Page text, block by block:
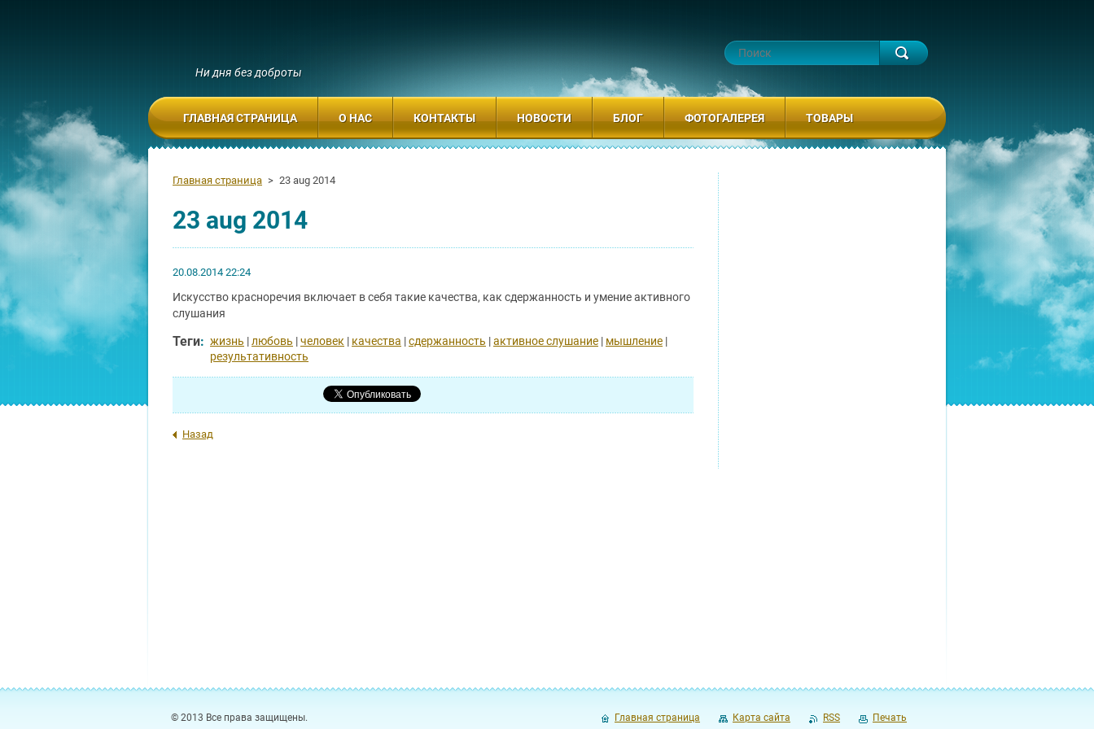
Ни дня без доброты
Главная страница > 23 aug 2014
23 aug 2014
20.08.2014 22:24
Искусство красноречия включает в себя такие качества, как сдержанность и умение активного
слушания
Теги: жизнь |любовь |человек | качества |сдержанность |активное слушание | мышление |
результативность
Назад
ГЛАВНАЯ СТРАНИЦА О НАС КОНТАКТЫ НОВОСТИ БЛОГ ФОТОГАЛЕРЕЯ ТОВАРЫ
© 2013 Все права защищены. Главная страница Карта сайта RSS Печать